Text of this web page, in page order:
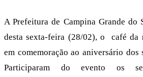
A Prefeitura de Campina Grande do
desta sexta-feira (28/02), o café da
em comemoração ao aniversário
Participaram do evento os